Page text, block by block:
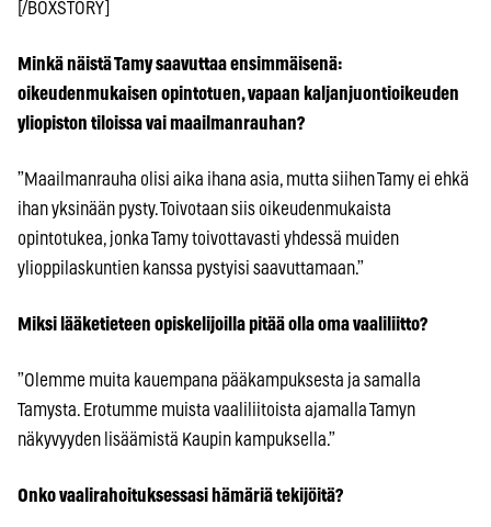
[/BOXSTORY]
Minkä näistä Tamy saavuttaa ensimmäisenä:
oikeudenmukaisen opintotuen, vapaan kaljanjuontioikeuden
yliopiston tiloissa vai maailmanrauhan?
”Maailmanrauha olisi aika ihana asia, mutta siihen Tamy ei ehkä
ihan yksinään pysty. Toivotaan siis oikeudenmukaista
opintotukea, jonka Tamy toivottavasti yhdessä muiden
ylioppilaskuntien kanssa pystyisi saavuttamaan.”
Miksi lääketieteen opiskelijoilla pitää olla oma vaaliliitto?
”Olemme muita kauempana pääkampuksesta ja samalla
Tamysta. Erotumme muista vaaliliitoista ajamalla Tamyn
näkyvyyden lisäämistä Kaupin kampuksella.”
Onko vaalirahoituksessasi hämäriä tekijöitä?